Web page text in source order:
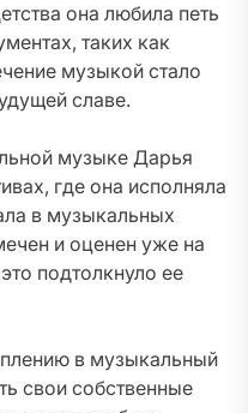
она любила петь
таких как
музыкой стало
славе.
музыке Дарья
где она исполняла
в музыкальных
и оценен уже на
подтолкнуло ее
в музыкальный
свои собственные